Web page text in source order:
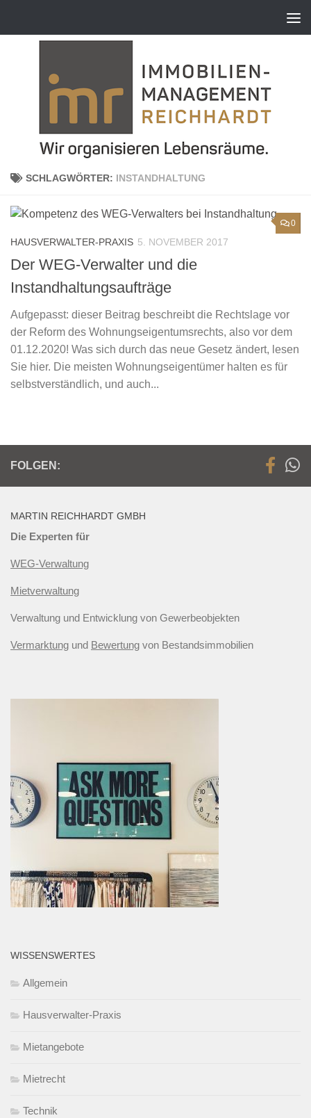
SCHLAGWÖRTER: INSTANDHALTUNG
0
HAUSVERWALTER-PRAXIS 5. NOVEMBER 2017
Der WEG-Verwalter und die
Instandhaltungsaufträge
Aufgepasst: dieser Beitrag beschreibt die Rechtslage vor
der Reform des Wohnungseigentumsrechts, also vor dem
01.12.2020! Was sich durch das neue Gesetz ändert, lesen
Sie hier. Die meisten Wohnungseigentümer halten es für
selbstverständlich, und auch...
FOLGEN:
MARTIN REICHHARDT GMBH
Die Experten für
WEG-Verwaltung
Mietverwaltung
Verwaltung und Entwicklung von Gewerbeobjekten
Vermarktung und Bewertung von Bestandsimmobilien
WISSENSWERTES
Allgemein
Hausverwalter-Praxis
Mietangebote
Mietrecht
Technik